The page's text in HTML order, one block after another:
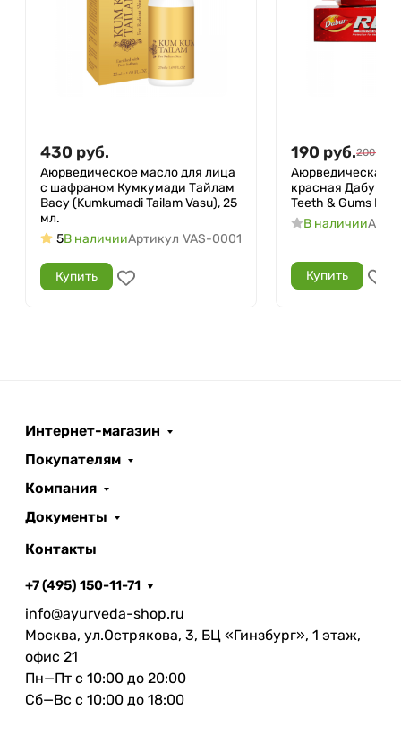
430 руб.
Аюрведическое масло для лица
с шафраном Кумкумади Тайлам
Васу (Kumkumadi Tailam Vasu), 25
мл.
5В наличииАртикул VAS-0001
Купить
190 руб.200
Аюрведическая
красная Дабур
Teeth & Gums
В наличии
Купить
Интернет-магазин
Покупателям
Компания
Документы
Контакты
+7 (495) 150-11-71
info@ayurveda-shop.ru
Москва, ул.Острякова, 3, БЦ «Гинзбург», 1 этаж,
офис 21
Пн—Пт с 10:00 до 20:00
Сб—Вс с 10:00 до 18:00